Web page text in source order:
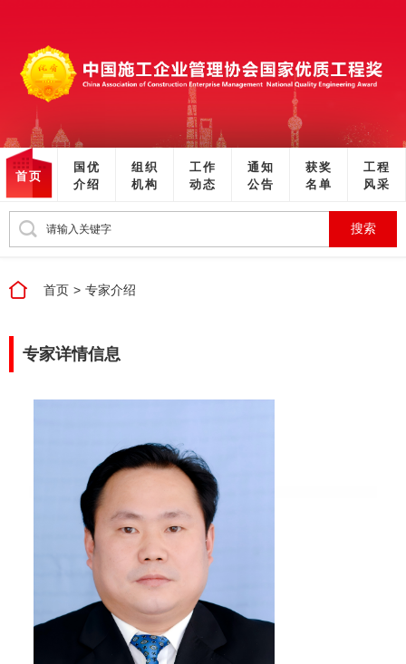
首页
国优
介绍
组织
机构
工作
动态
通知
公告
获奖
名单
工程
风采
搜索
首页 > 专家介绍
专家详情信息